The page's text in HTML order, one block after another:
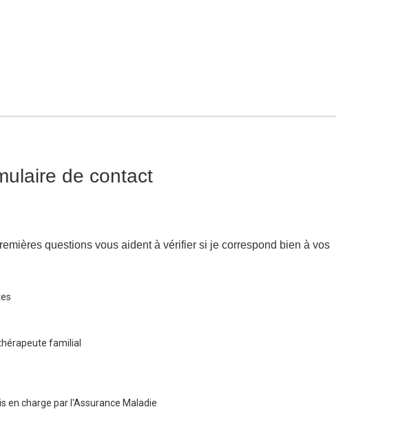
de contact
questions vous aident à vérifier si je correspond bien à vos
familial
en charge par l'Assurance Maladie